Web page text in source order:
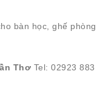
bàn học, ghế
Thơ Tel: 02923